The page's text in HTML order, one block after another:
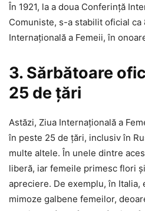
În 1921, la a doua Conferință
Comuniste, s-a stabilit oficial ca
Internațională a Femeii, în
3. Sărbătoare
25 de țări
Astăzi, Ziua Internațională a
în peste 25 de țări, inclusiv în
multe altele. În unele dintre
liberă, iar femeile primesc flori
apreciere. De exemplu, în
mimoze galbene femeilor,